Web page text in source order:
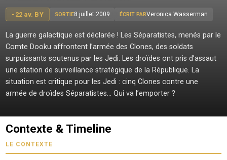
-22 av. BY SORTIE8 juillet 2009 ÉCRIT PARVeronica Wasserman
La guerre galactique est déclarée ! Les Séparatistes, menés par le
Comte Dooku affrontent l’armée des Clones, des soldats
surpuissants soutenus par les Jedi. Les droïdes ont pris d’assaut
une station de surveillance stratégique de la République. La
situation est critique pour les Jedi : cinq Clones contre une
armée de droïdes Séparatistes… Qui va l’emporter ?
Contexte & Timeline
LE CONTEXTE